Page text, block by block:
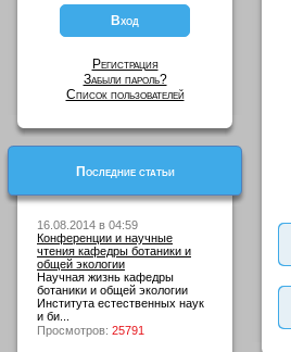
Регистрация
Забыли пароль?
Список пользователей
Последние статьи
16.08.2014 в 04:59
Конференции и научные
чтения кафедры ботаники и
общей экологии
Научная жизнь кафедры
ботаники и общей экологии
Института естественных наук
и би...
Просмотров: 25791